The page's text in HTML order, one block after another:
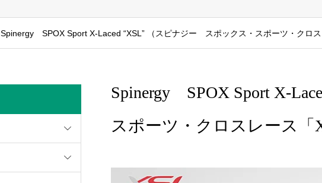
Spinergy SPOX Sport X-Laced “XSL” （スピナジー スポックス・スポーツ・クロス
Spinergy SPOX Sport X-
スポーツ・クロスレース「